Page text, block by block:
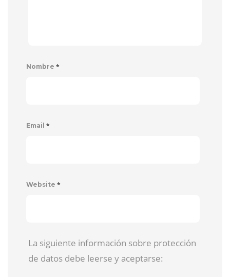
Nombre *
Email *
Website *
La siguiente información sobre protección
de datos debe leerse y aceptarse: